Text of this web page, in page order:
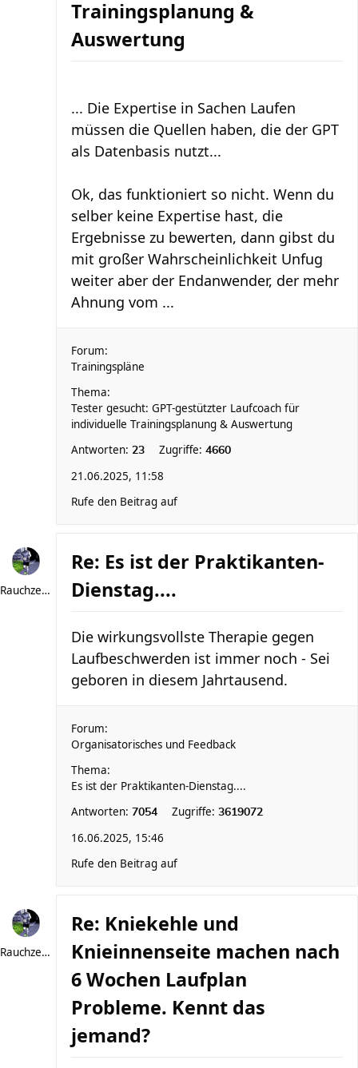
Trainingsplanung &
Auswertung
... Die Expertise in Sachen Laufen
müssen die Quellen haben, die der GPT
als Datenbasis nutzt...
Ok, das funktioniert so nicht. Wenn du
selber keine Expertise hast, die
Ergebnisse zu bewerten, dann gibst du
mit großer Wahrscheinlichkeit Unfug
weiter aber der Endanwender, der mehr
Ahnung vom ...
Forum:
Trainingspläne
Thema:
Tester gesucht: GPT-gestützter Laufcoach für
individuelle Trainingsplanung & Auswertung
Antworten: 23 Zugriffe: 4660
21.06.2025, 11:58
Rufe den Beitrag auf
Rauchzeichen
Re: Es ist der Praktikanten-
Dienstag....
Die wirkungsvollste Therapie gegen
Laufbeschwerden ist immer noch - Sei
geboren in diesem Jahrtausend.
Forum:
Organisatorisches und Feedback
Thema:
Es ist der Praktikanten-Dienstag....
Antworten: 7054 Zugriffe: 3619072
16.06.2025, 15:46
Rufe den Beitrag auf
Rauchzeichen
Re: Kniekehle und
Knieinnenseite machen nach
6 Wochen Laufplan
Probleme. Kennt das
jemand?